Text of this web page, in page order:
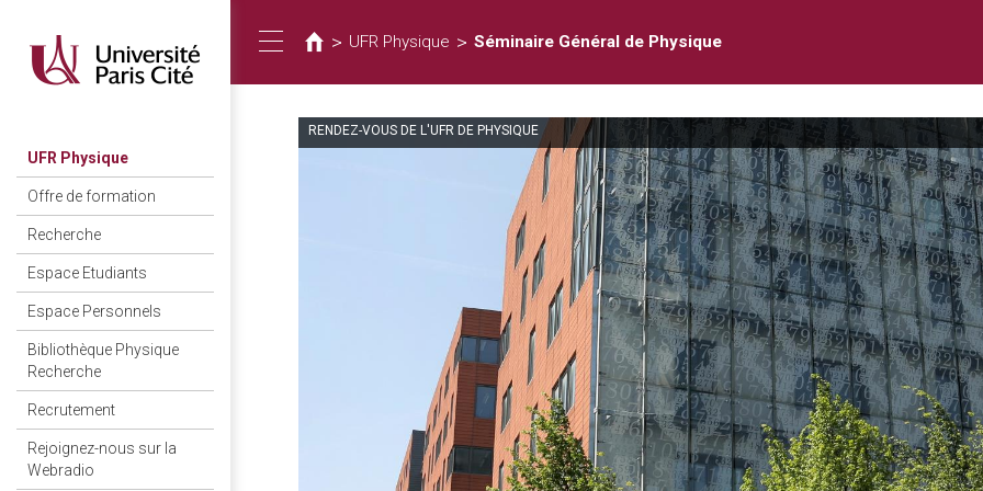
UFR Physique
Offre de formation
Recherche
Espace Etudiants
Espace Personnels
Bibliothèque Physique
Recherche
Recrutement
Rejoignez-nous sur la
Webradio
Toggle
navigation
在
這
> UFR Physique > Séminaire Général de Physique
RENDEZ-VOUS DE L'UFR DE PHYSIQUE